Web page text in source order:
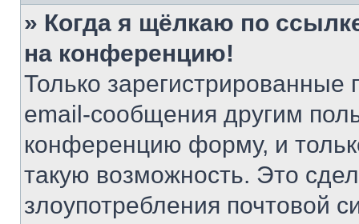
» Когда я щёлкаю по
на конференцию!
Только зарегистрированные
email-сообщения другим
конференцию форму, и
такую возможность. Это
злоупотребления почтовой